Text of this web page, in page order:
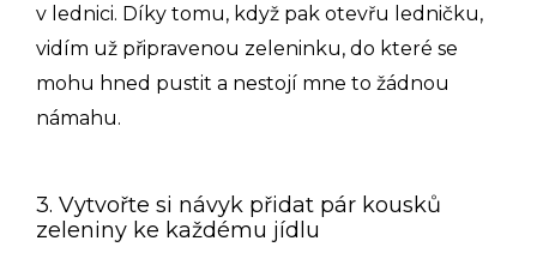
v lednici. Díky tomu, když pak otevřu ledničku,
vidím už připravenou zeleninku, do které se
mohu hned pustit a nestojí mne to žádnou
námahu.
3. Vytvořte si návyk přidat pár kousků
zeleniny ke každému jídlu